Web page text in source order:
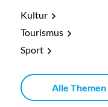
Kultur
Tourismus
Sport
Alle Themen